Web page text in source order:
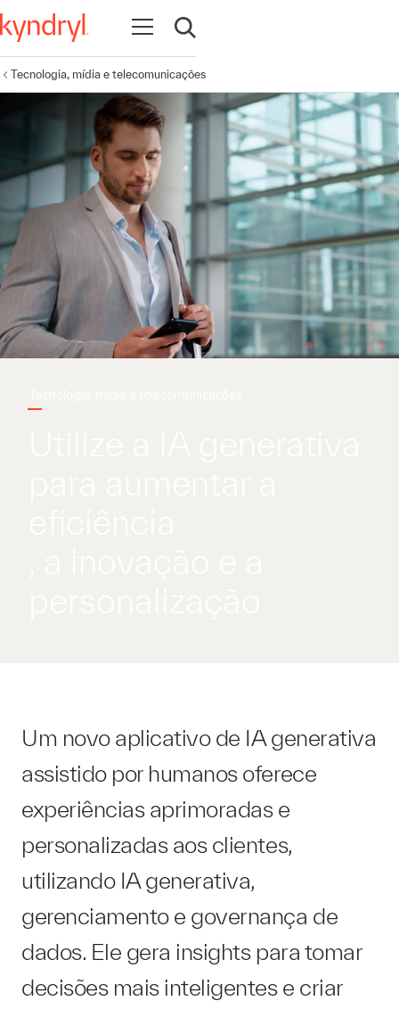
Abrir navegação
Abrir pesquisa
Tecnologia, mídia e telecomunicações
Um novo aplicativo de IA generativa
assistido por humanos oferece
experiências aprimoradas e
personalizadas aos clientes,
utilizando IA generativa,
gerenciamento e governança de
dados. Ele gera insights para tomar
decisões mais inteligentes e criar